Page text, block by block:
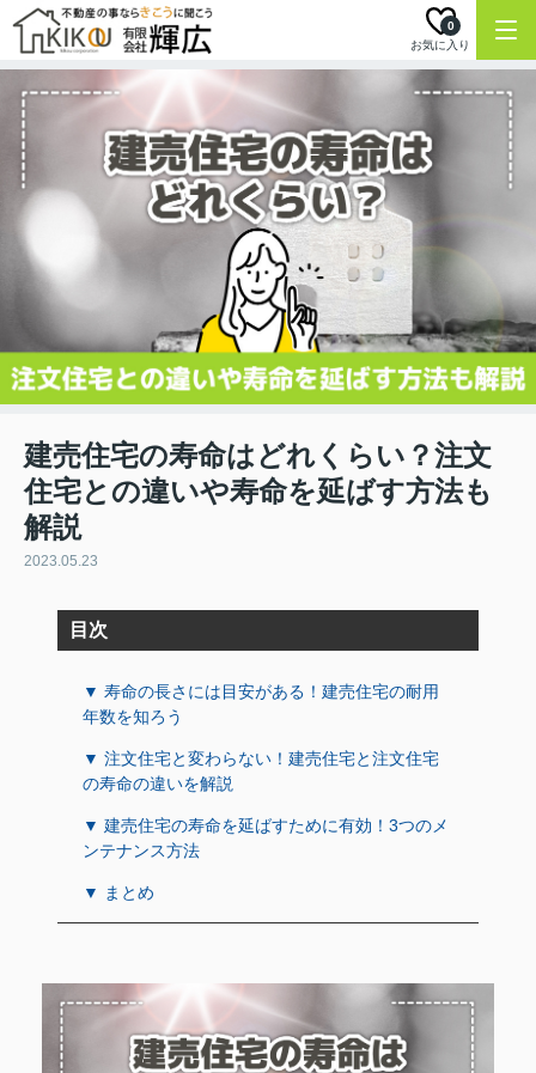
お気に入り
0
建売住宅の寿命はどれくらい？注文
住宅との違いや寿命を延ばす方法も
解説
2023.05.23
目次
▼ 寿命の長さには目安がある！建売住宅の耐用
年数を知ろう
▼ 注文住宅と変わらない！建売住宅と注文住宅
の寿命の違いを解説
▼ 建売住宅の寿命を延ばすために有効！3つのメ
ンテナンス方法
▼ まとめ